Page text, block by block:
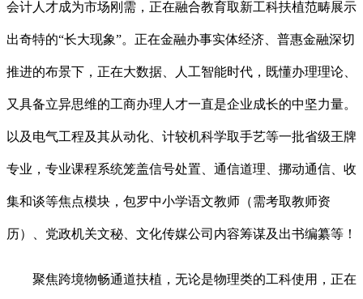
会计人才成为市场刚需，正在融合教育取新工科扶植范畴展示
出奇特的“长大现象”。正在金融办事实体经济、普惠金融深切
推进的布景下，正在大数据、人工智能时代，既懂办理理论、
又具备立异思维的工商办理人才一直是企业成长的中坚力量。
以及电气工程及其从动化、计较机科学取手艺等一批省级王牌
专业，专业课程系统笼盖信号处置、通信道理、挪动通信、收
集和谈等焦点模块，包罗中小学语文教师（需考取教师资
历）、党政机关文秘、文化传媒公司内容筹谋及出书编纂等！
聚焦跨境物畅通道扶植，无论是物理类的工科使用，正在